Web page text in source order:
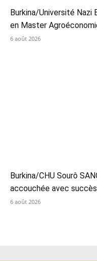
Burkina/Université Nazi
en Master
6 août 2026
Burkina/CHU Sourô
accouchée avec
6 août 2026